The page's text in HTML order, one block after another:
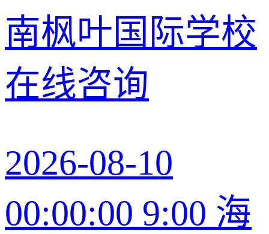
南枫叶国际学校
在线咨询
2026-08-10
00:00:00 9:00 海